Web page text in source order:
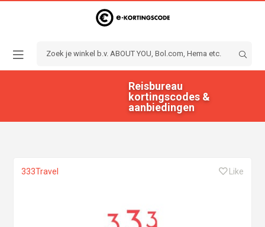
Reisbureau
kortingscodes &
aanbiedingen
333Travel Like